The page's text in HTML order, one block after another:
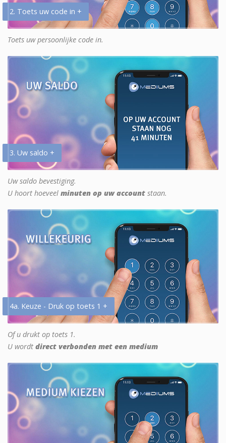
2. Toets uw code in +
Toets uw persoonlijke code in.
3. Uw saldo +
Uw saldo bevestiging.
U hoort hoeveel minuten op uw account staan.
4a. Keuze - Druk op toets 1 +
Of u drukt op toets 1.
U wordt direct verbonden met een medium